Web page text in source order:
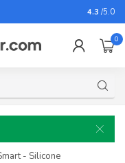
Voor
4.3 /5.0
0
- Silicone